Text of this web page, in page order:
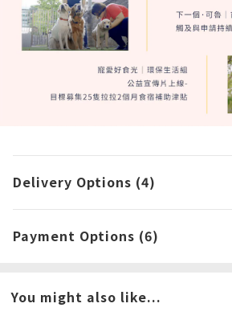
Delivery Options (4)
Payment Options (6)
You might also like...